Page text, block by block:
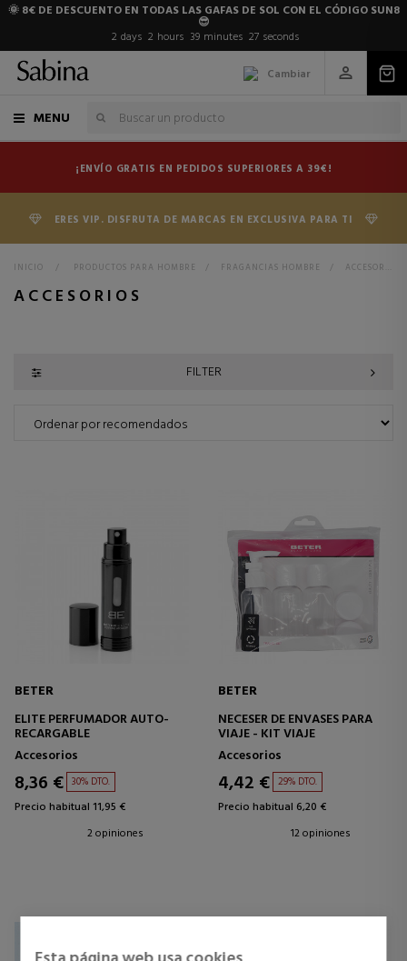
🌞 8€ DE DESCUENTO EN TODAS LAS GAFAS DE SOL CON EL CÓDIGO SUN8
😎
2 days 2 hours 39 minutes 26 seconds
Cambiar
MENU
¡ENVÍO GRATIS EN PEDIDOS SUPERIORES A 39€!
ERES VIP. DISFRUTA DE MARCAS EN EXCLUSIVA PARA TI
INICIO > PRODUCTOS PARA HOMBRE > FRAGANCIAS HOMBRE > ACCESORIOS
ACCESORIOS
FILTER
BETER
ELITE PERFUMADOR AUTO-
RECARGABLE
Accesorios
8,36 € 30% DTO.
Precio habitual 11,95 €
2 opiniones
BETER
NECESER DE ENVASES PARA
VIAJE - KIT VIAJE
Accesorios
4,42 € 29% DTO.
Precio habitual 6,20 €
12 opiniones